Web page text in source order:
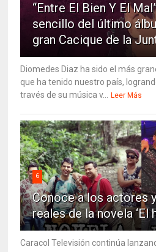
“Entre El Bien Y El
sencillo del último
gran Cacique de la
Diomedes Diaz ha sido el más
que ha tenido nuestro país,
través de su música v... Leer Más
6
Conoce a los actores
reales de la novela ‘El
Caracol Televisión continúa